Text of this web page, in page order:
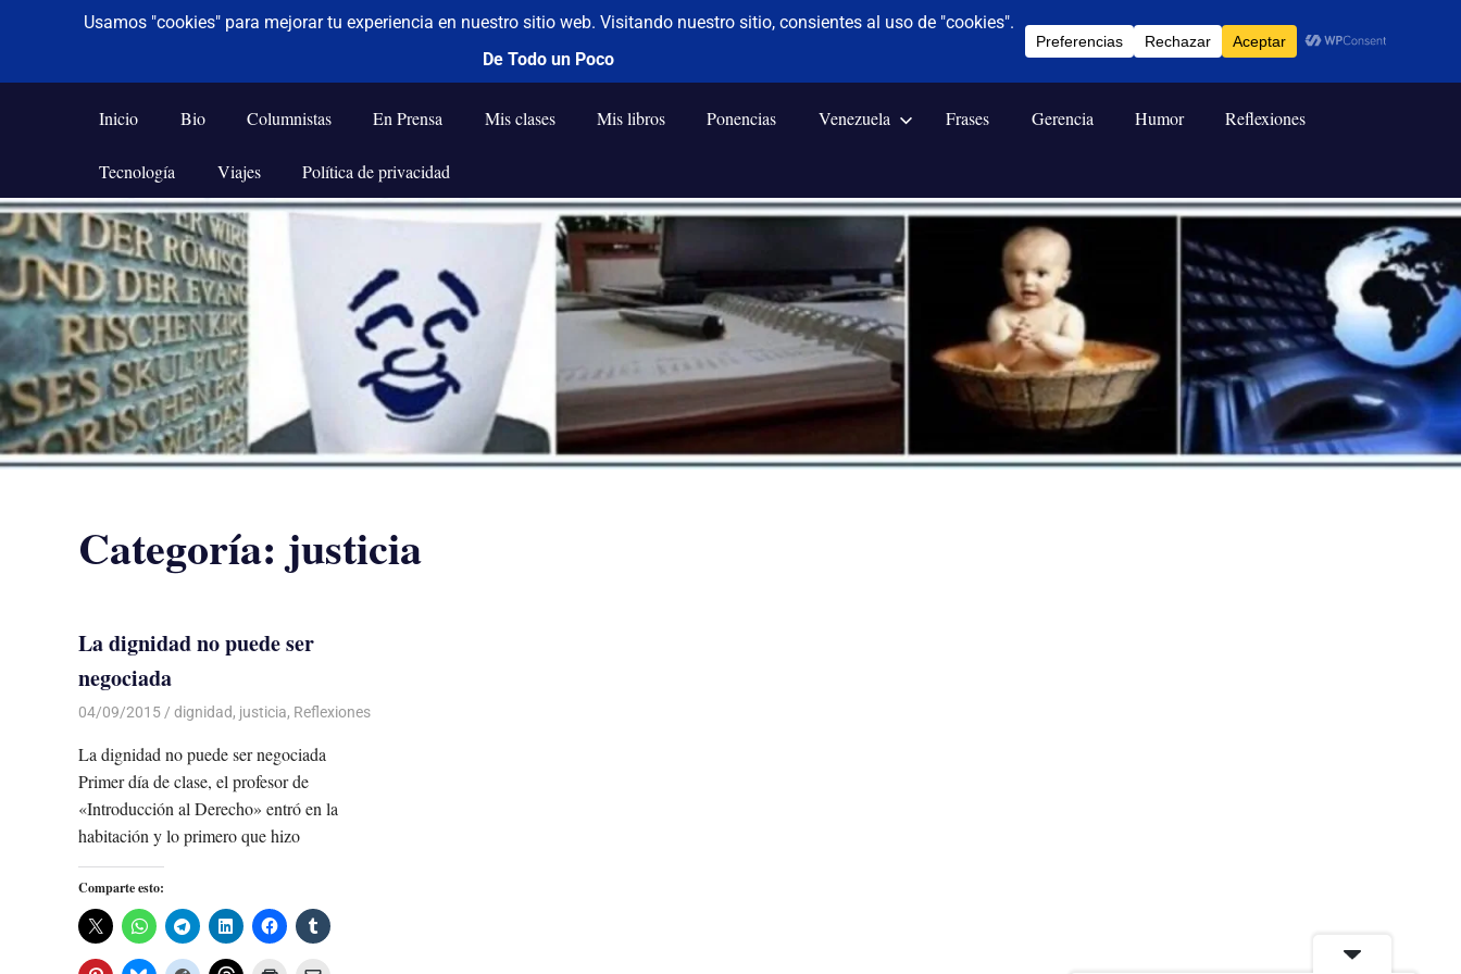
Saltar
al
contenido
De todo un poco
Frases,
Humor,
Tecnología
y
Viajes
Inicio Bio Columnistas En Prensa Mis clases Mis libros Ponencias Venezuela Frases Gerencia Humor Reflexiones
Tecnología Viajes Política de privacidad
Categoría:justicia
La dignidad no puede ser
negociada
04/09/2015 Luis Castellanos
dignidad, justicia, Reflexiones
La dignidad no puede ser negociada
Primer día de clase, el profesor de
«Introducción al Derecho» entró en la
habitación y lo primero que hizo
Comparte esto: